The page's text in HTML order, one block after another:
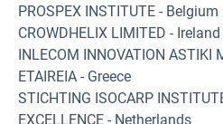
PROSPEX INSTITUTE - Belgium
CROWDHELIX LIMITED - Ireland
INLECOM INNOVATION ASTIKI
ETAIREIA - Greece
STICHTING ISOCARP
EXCELLENCE - Netherlands